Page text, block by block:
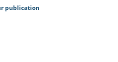
publication